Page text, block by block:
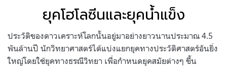
ยุคโฮโลซีนและยุคน้ำแข็ง
ประวัติของดาวเคราะห์โลกนั้นอยู่มาอย่างยาวนานประมาณ 4.5
พันล้านปี นักวิทยาศาสตร์ได้แบ่งแยกยุคทางประวัติศาสตร์อันยิ่ง
ใหญ่โดยใช้ยุคทางธรณีวิทยา เพื่อกำหนดยุคสมัยต่างๆ ขึ้น